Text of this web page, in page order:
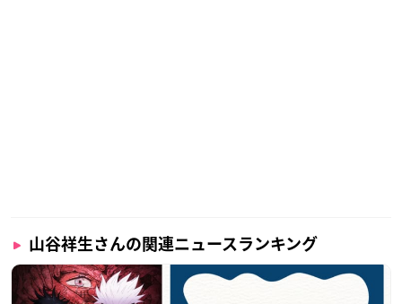
山谷祥生さんの関連ニュースランキング